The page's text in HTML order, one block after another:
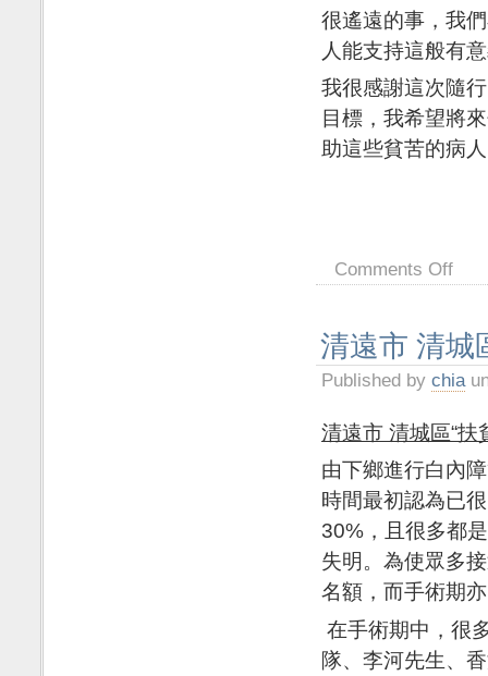
很遙遠的事，我
人能支持這般有
我很感謝這次隨
目標，我希望將
助這些貧苦的病
Comments Off
清遠市 清城
Published by chia
清遠市 清城區“扶
由下鄉進行白內
時間最初認為已
30%，且很多都
失明。為使眾多
名額，而手術期
在手術期中，很
隊、李河先生、